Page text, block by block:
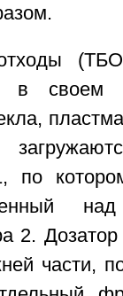
в своем
по
2.
части,